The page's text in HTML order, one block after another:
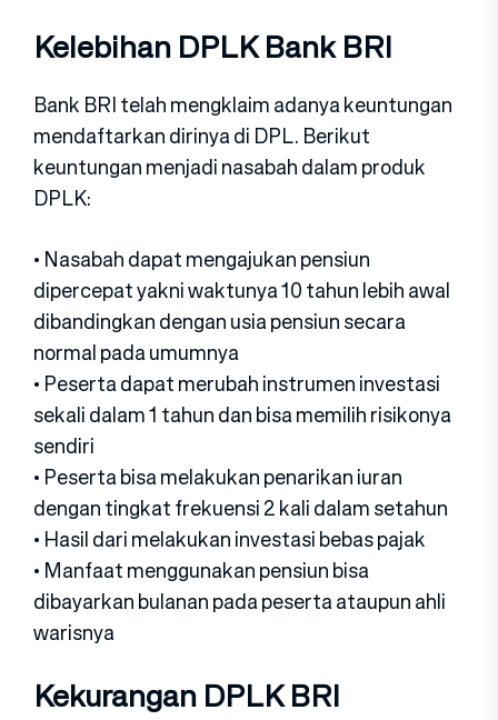
Kelebihan DPLK Bank BRI
Bank BRI telah mengklaim adanya keuntungan
mendaftarkan dirinya di DPL. Berikut
keuntungan menjadi nasabah dalam produk
DPLK:
• Nasabah dapat mengajukan pensiun
dipercepat yakni waktunya 10 tahun lebih awal
dibandingkan dengan usia pensiun secara
normal pada umumnya
• Peserta dapat merubah instrumen investasi
sekali dalam 1 tahun dan bisa memilih risikonya
sendiri
• Peserta bisa melakukan penarikan iuran
dengan tingkat frekuensi 2 kali dalam setahun
• Hasil dari melakukan investasi bebas pajak
• Manfaat menggunakan pensiun bisa
dibayarkan bulanan pada peserta ataupun ahli
warisnya
Kekurangan DPLK BRI